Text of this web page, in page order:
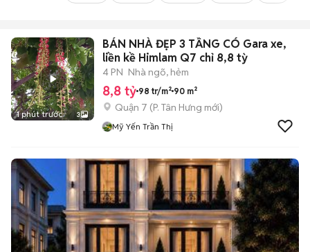
1 phút trước 3
BÁN NHÀ ĐẸP 3 TẦNG CÓ Gara xe,
liền kề Himlam Q7 chỉ 8,8 tỳ
4 PN Nhà ngõ, hẻm
8,8 tỷ 98 tr/m² 90 m²
Quận 7 (P. Tân Hưng mới)
Mỹ Yến Trần Thị